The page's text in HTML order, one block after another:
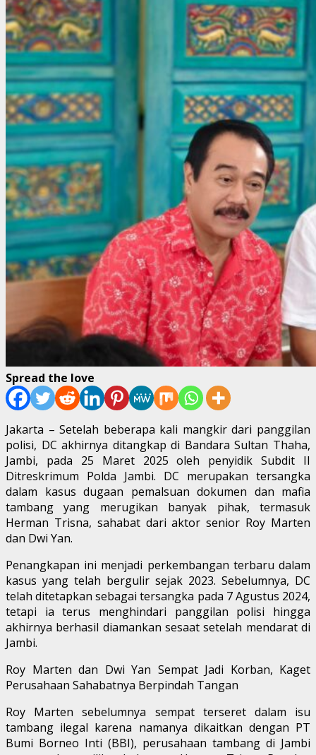
Spread the love
Jakarta – Setelah beberapa kali mangkir dari panggilan
polisi, DC akhirnya ditangkap di Bandara Sultan Thaha,
Jambi, pada 25 Maret 2025 oleh penyidik Subdit II
Ditreskrimum Polda Jambi. DC merupakan tersangka
dalam kasus dugaan pemalsuan dokumen dan mafia
tambang yang merugikan banyak pihak, termasuk
Herman Trisna, sahabat dari aktor senior Roy Marten
dan Dwi Yan.
Penangkapan ini menjadi perkembangan terbaru dalam
kasus yang telah bergulir sejak 2023. Sebelumnya, DC
telah ditetapkan sebagai tersangka pada 7 Agustus 2024,
tetapi ia terus menghindari panggilan polisi hingga
akhirnya berhasil diamankan sesaat setelah mendarat di
Jambi.
Roy Marten dan Dwi Yan Sempat Jadi Korban, Kaget
Perusahaan Sahabatnya Berpindah Tangan
Roy Marten sebelumnya sempat terseret dalam isu
tambang ilegal karena namanya dikaitkan dengan PT
Bumi Borneo Inti (BBI), perusahaan tambang di Jambi